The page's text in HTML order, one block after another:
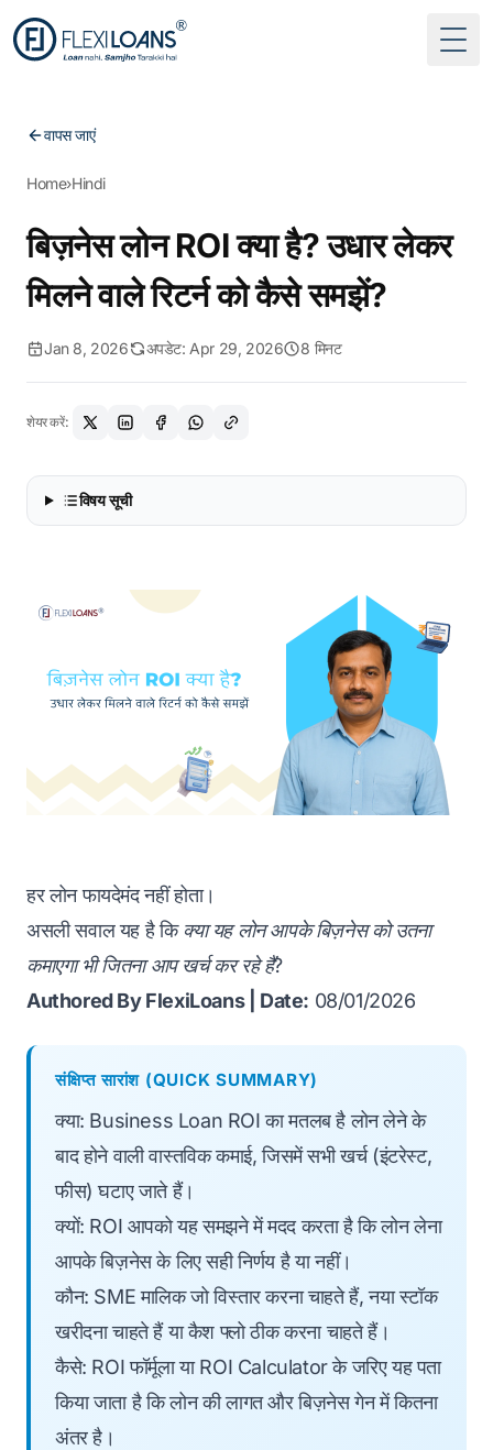
वापस जाएं
Home›Hindi
बिज़नेस लोन ROI क्या है? उधार लेकर
मिलने वाले रिटर्न को कैसे समझें?
Jan 8, 2026 अपडेट: Apr 29, 2026 8 मिनट
शेयर करें:
विषय सूची
हर लोन फायदेमंद नहीं होता।
असली सवाल यह है कि क्या यह लोन आपके बिज़नेस को उतना
कमाएगा भी जितना आप खर्च कर रहे हैं?
Authored By FlexiLoans | Date: 08/01/2026
संक्षिप्त सारांश (QUICK SUMMARY)
क्या: Business Loan ROI का मतलब है लोन लेने के
बाद होने वाली वास्तविक कमाई, जिसमें सभी खर्च (इंटरेस्ट,
फीस) घटाए जाते हैं।
क्यों: ROI आपको यह समझने में मदद करता है कि लोन लेना
आपके बिज़नेस के लिए सही निर्णय है या नहीं।
कौन: SME मालिक जो विस्तार करना चाहते हैं, नया स्टॉक
खरीदना चाहते हैं या कैश फ्लो ठीक करना चाहते हैं।
कैसे: ROI फॉर्मूला या ROI Calculator के जरिए यह पता
किया जाता है कि लोन की लागत और बिज़नेस गेन में कितना
अंतर है।